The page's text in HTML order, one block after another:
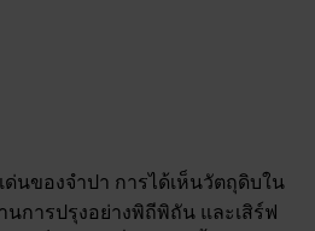
ด่นของจำปา การได้เห็นวัตถุดิบใน
การปรุงอย่างพิถีพิถัน และเสิร์ฟ